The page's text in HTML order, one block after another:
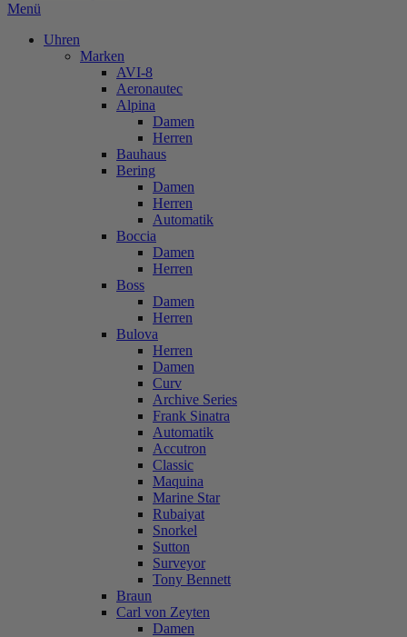
Menü
Uhren
Marken
AVI-8
Aeronautec
Alpina
Damen
Herren
Bauhaus
Bering
Damen
Herren
Automatik
Boccia
Damen
Herren
Boss
Damen
Herren
Bulova
Herren
Damen
Curv
Archive Series
Frank Sinatra
Automatik
Accutron
Classic
Maquina
Marine Star
Rubaiyat
Snorkel
Sutton
Surveyor
Tony Bennett
Braun
Carl von Zeyten
Damen